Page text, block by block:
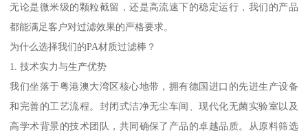
无论是微米级的颗粒截留，还是高流速下的稳定运行，我们的产品
都能满足客户对过滤效果的严格要求。
为什么选择我们的PA材质过滤棒？
1. 技术实力与生产优势
我们坐落于粤港澳大湾区核心地带，拥有德国进口的先进生产设备
和完善的工艺流程。封闭式洁净无尘车间、现代化无菌实验室以及
高学术背景的技术团队，共同确保了产品的卓越品质。从原料筛选